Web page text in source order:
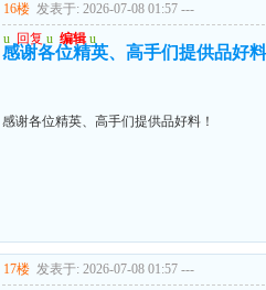
16楼 发表于: 2026-07-08 01:57 ---
u 回复 u 编辑 u
感谢各位精英、高手们提供品好
感谢各位精英、高手们提供品好料！
17楼 发表于: 2026-07-08 01:57 ---